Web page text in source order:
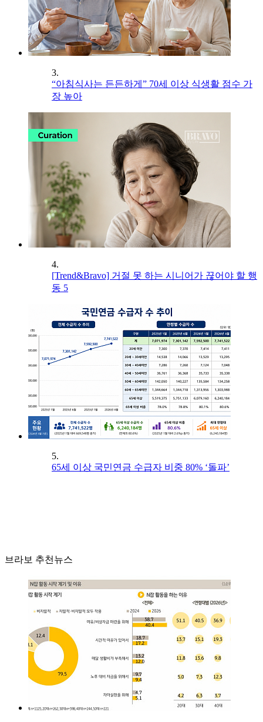
3.
“아침식사는 든든하게” 70세 이상 식생활 점수 가
장 높아
4.
[Trend&Bravo] 거절 못 하는 시니어가 끊어야 할 행
동 5
5.
65세 이상 국민연금 수급자 비중 80% ‘돌파’
브라보 추천뉴스